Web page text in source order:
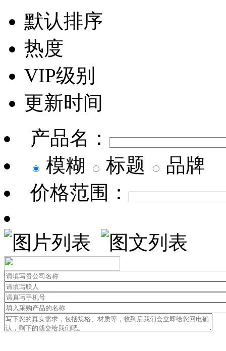
默认排序
热度
VIP级别
更新时间
产品名：
模糊
标题
品牌
价格范围：